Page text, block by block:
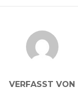
BEITRAGSAUTOR
VERFASST VON